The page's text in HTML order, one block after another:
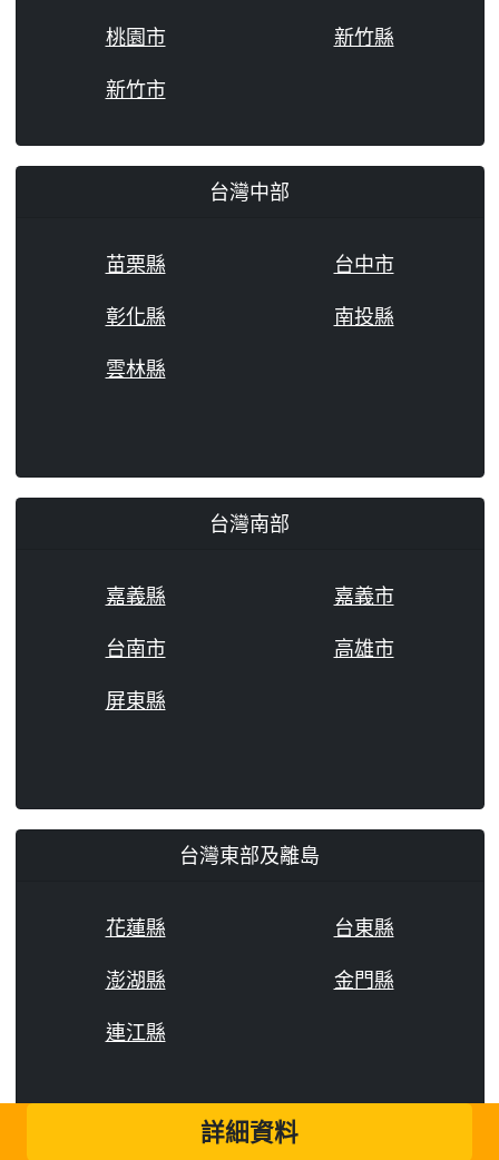
詳細資料
桃園市
新竹縣
新竹市
台灣中部
苗栗縣
台中市
彰化縣
南投縣
雲林縣
台灣南部
嘉義縣
嘉義市
台南市
高雄市
屏東縣
台灣東部及離島
花蓮縣
台東縣
澎湖縣
金門縣
連江縣